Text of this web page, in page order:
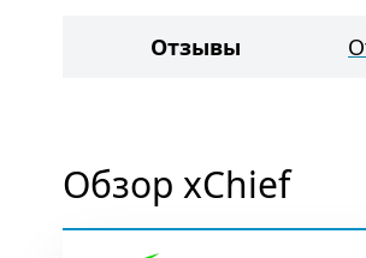
Отзывы
Обзор xChief